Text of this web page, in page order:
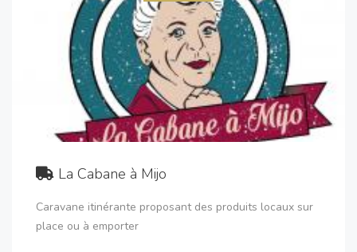
La Cabane à Mijo
Caravane itinérante proposant des produits locaux sur
place ou à emporter